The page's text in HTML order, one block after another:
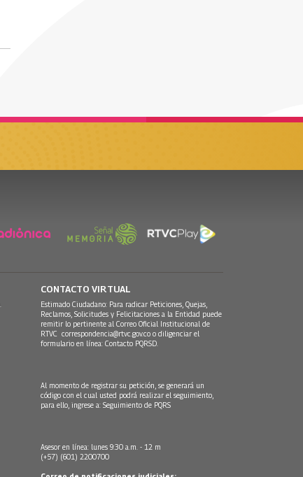
CONTACTO VIRTUAL
Estimado Ciudadano: Para radicar Peticiones, Quejas,
Reclamos, Solicitudes y Felicitaciones a la Entidad puede
remitir lo pertinente al Correo Oficial Institucional de
RTVC correspondencia@rtvc.gov.co o diligenciar el
formulario en línea: Contacto PQRSD.
Al momento de registrar su petición, se generará un
código con el cual usted podrá realizar el seguimiento,
para ello, ingrese a: Seguimiento de PQRS
Asesor en línea: lunes 9:30 a.m. - 12 m
(+57) (601) 2200700